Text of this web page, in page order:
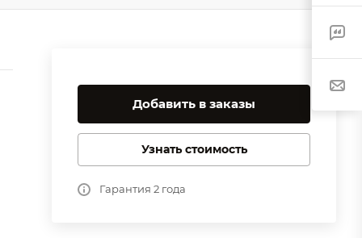
Добавить в заказы
Узнать стоимость
Гарантия 2 года